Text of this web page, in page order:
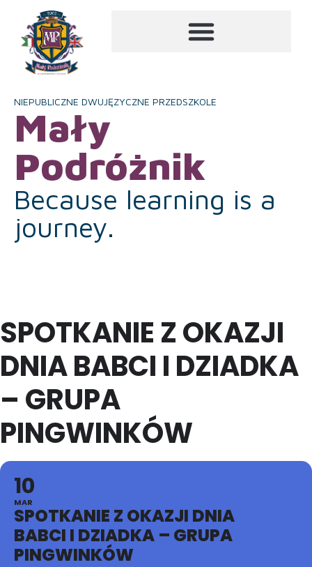
NIEPUBLICZNE DWUJĘZYCZNE PRZEDSZKOLE
Mały
Podróżnik
Because learning is a
journey.
SPOTKANIE Z OKAZJI
DNIA BABCI I DZIADKA
– GRUPA
PINGWINKÓW
10
MAR
SPOTKANIE Z OKAZJI DNIA
BABCI I DZIADKA – GRUPA
PINGWINKÓW